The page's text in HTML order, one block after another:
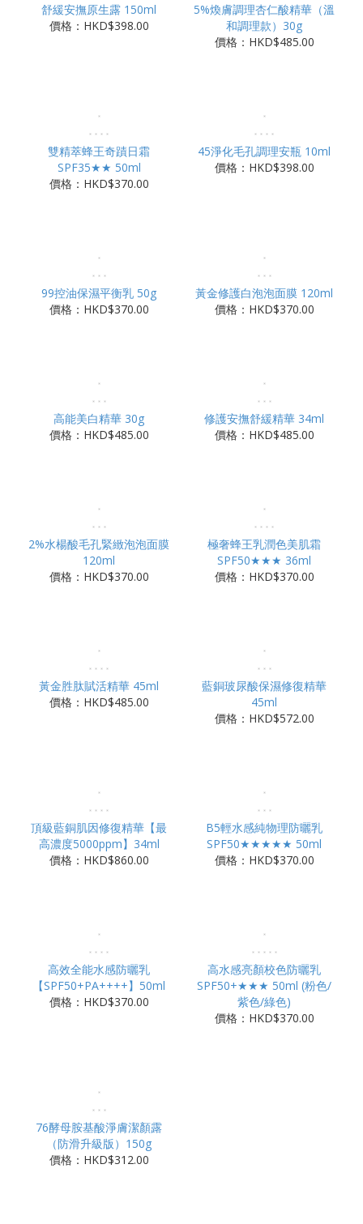
舒緩安撫原生露 150ml
價格：HKD$398.00
5%煥膚調理杏仁酸精華（溫
和調理款）30g
價格：HKD$485.00
雙精萃蜂王奇蹟日霜
SPF35★★ 50ml
價格：HKD$370.00
45淨化毛孔調理安瓶 10ml
價格：HKD$398.00
99控油保濕平衡乳 50g
價格：HKD$370.00
黃金修護白泡泡面膜 120ml
價格：HKD$370.00
高能美白精華 30g
價格：HKD$485.00
修護安撫舒緩精華 34ml
價格：HKD$485.00
2%水楊酸毛孔緊緻泡泡面膜
120ml
價格：HKD$370.00
極奢蜂王乳潤色美肌霜
SPF50★★★ 36ml
價格：HKD$370.00
黃金胜肽賦活精華 45ml
價格：HKD$485.00
藍銅玻尿酸保濕修復精華
45ml
價格：HKD$572.00
頂級藍銅肌因修復精華【最
高濃度5000ppm】34ml
價格：HKD$860.00
B5輕水感純物理防曬乳
SPF50★★★★★ 50ml
價格：HKD$370.00
高效全能水感防曬乳
【SPF50+PA++++】50ml
價格：HKD$370.00
高水感亮顏校色防曬乳
SPF50+★★★ 50ml (粉色/
紫色/綠色)
價格：HKD$370.00
76酵母胺基酸淨膚潔顏露
（防滑升級版）150g
價格：HKD$312.00